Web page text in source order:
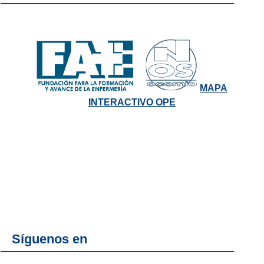
MAPA
INTERACTIVO OPE
Síguenos en